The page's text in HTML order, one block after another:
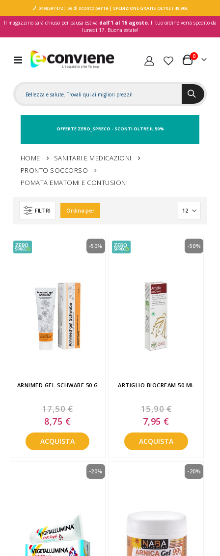
0498597472| 5€ di sconto per te| SPEDIZIONE GRATIS OLTRE I 49,90€
Il magazzino sarà chiuso per pausa estiva dall'1 al 16 agosto. Il tuo ordine verrà spedito da
lunedì 17. Buona estate!
Toggle
Nav
Carrello
0elementi
OFFERTE ZERO_SPRECO - SCONTI OLTRE IL 50%
HOME
SANITARI E MEDICAZIONI
PRONTO SOCCORSO
POMATA EMATOMI E CONTUSIONI
FILTRI Ordina per
ARNIMED GEL SCHWABE 50 G
17,50 €
-50%
Special
Price
8,75 €
ACQUISTA
ARTIGLIO BIOCREAM 50 ML
15,90 €
-50%
Special
Price
7,95 €
ACQUISTA
-20% -20%